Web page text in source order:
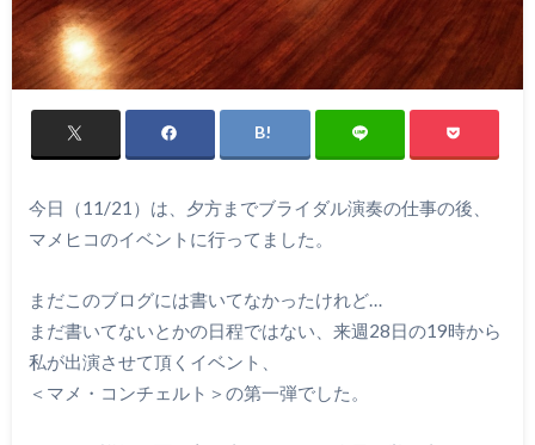
今日（11/21）は、夕方までブライダル演奏の仕事の後、
マメヒコのイベントに行ってました。
まだこのブログには書いてなかったけれど…
まだ書いてないとかの日程ではない、来週28日の19時から
私が出演させて頂くイベント、
＜マメ・コンチェルト＞の第一弾でした。